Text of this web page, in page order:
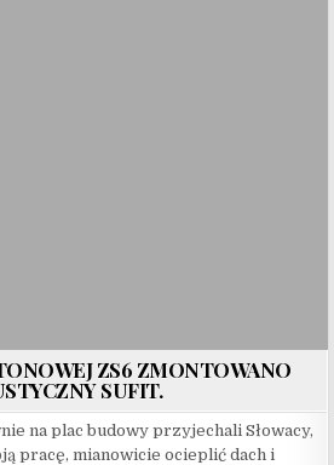
ZS6 ZMONTOWANO
SUFIT.
na plac budowy przyjechali Słowacy,
pracę, mianowicie ocieplić dach i